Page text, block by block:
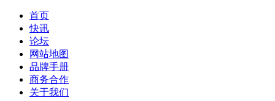
首页
快讯
论坛
网站地图
品牌手册
商务合作
关于我们